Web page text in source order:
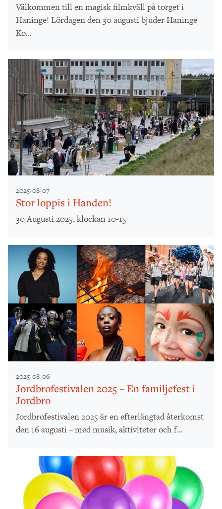
Välkommen till en magisk filmkväll på torget i
Haninge! Lördagen den 30 augusti bjuder Haninge
Ko...
2025-08-07
Stor loppis i Handen!
30 Augusti 2025, klockan 10-15
2025-08-06
Jordbrofestivalen 2025 – En familjefest i
Jordbro
Jordbrofestivalen 2025 är en efterlängtad återkomst
den 16 augusti – med musik, aktiviteter och f...